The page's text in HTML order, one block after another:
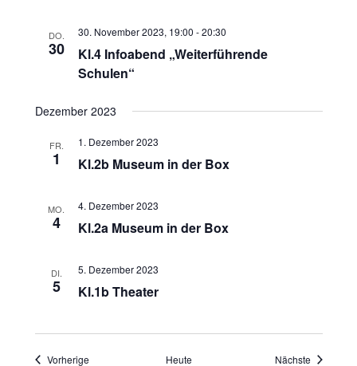
DO.
30
Kl.4 Infoabend „Weiterführende
Schulen“
30. November 2023, 19:00 -20:30
Dezember 2023
FR.
1 Kl.2b Museum in der Box
1. Dezember 2023
MO.
4 Kl.2a Museum in der Box
4. Dezember 2023
DI.
5 Kl.1b Theater
5. Dezember 2023
VorherigeVeranstaltungen Heute Nächste